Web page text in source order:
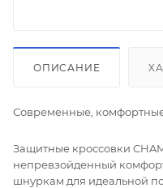
ОПИСАНИЕ
Современные,
Защитные кроссовки
непревзойденный
шнуркам для идеальной